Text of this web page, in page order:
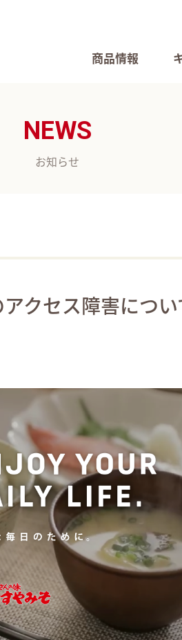
商品情報
NEWS
お知らせ
クセス障害につい